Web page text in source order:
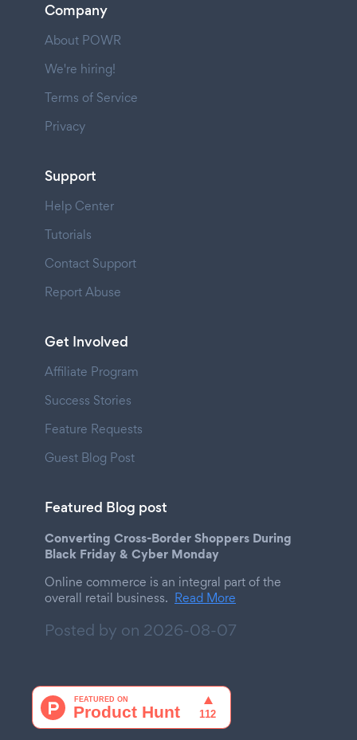
Company
About POWR
We're hiring!
Terms of Service
Privacy
Support
Help Center
Tutorials
Contact Support
Report Abuse
Get Involved
Affiliate Program
Success Stories
Feature Requests
Guest Blog Post
Featured Blog post
Converting Cross-Border Shoppers During
Black Friday & Cyber Monday
Online commerce is an integral part of the
overall retail business. Read More
Posted by on 2026-08-07